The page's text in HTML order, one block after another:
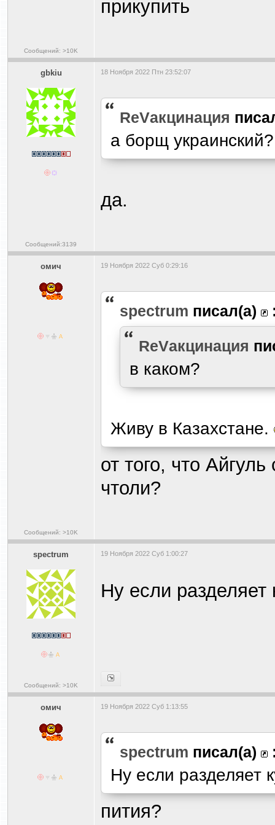
Сообщений: >10K
прикупить
gbkiu
Сообщений:3139
18 Ноября 2022 Птн 23:52:07
ReVакцинация
а борщ украинский?
да.
омич
Сообщений: >10K
19 Ноября 2022 Суб 0:29:16
spectrum писал(а)
ReVакцинация
в каком?
Живу в Казахстане.
от того, что
чтоли?
spectrum
Сообщений: >10K
19 Ноября 2022 Суб 1:00:27
Ну если разделяет
омич 19 Ноября 2022 Суб 1:13:55
spectrum писал(а)
Ну если разделяет
пития?